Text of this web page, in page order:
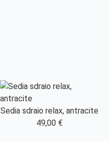
Sedia sdraio relax, antracite
49,00 €